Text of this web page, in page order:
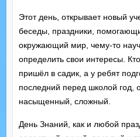
Этот день, открывает новый
беседы, праздники,
окружающий мир, чему-то
определить свои интересы.
пришёл в садик, а у ребят
последний перед школой год,
насыщенный, сложный.
День Знаний, как и любой